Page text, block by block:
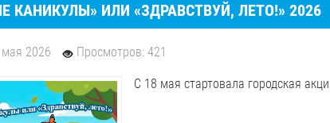
КАНИКУЛЫ» ИЛИ «ЗДРАВСТВУЙ, ЛЕТО!» 2026
2026 Просмотров: 421
С 18 мая стартовала городская